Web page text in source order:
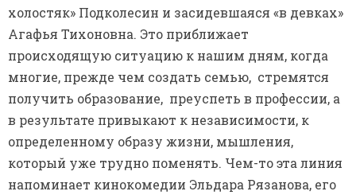
холостяк» Подколесин и засидевшаяся «в девках»
Агафья Тихоновна. Это приближает
происходящую ситуацию к нашим дням, когда
многие, прежде чем создать семью, стремятся
получить образование, преуспеть в профессии, а
в результате привыкают к независимости, к
определенному образу жизни, мышления,
который уже трудно поменять. Чем-то эта линия
напоминает кинокомедии Эльдара Рязанова, его